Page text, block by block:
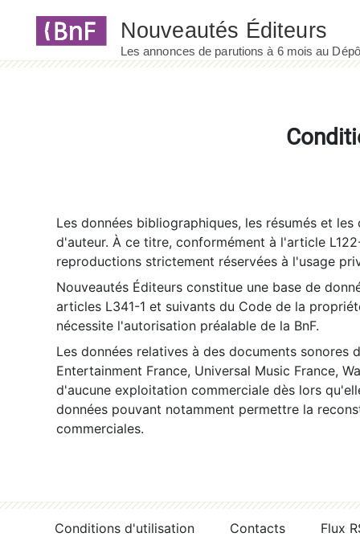
Les données bibliographiques, les résumés et
d'auteur. À ce titre, conformément à l'article
reproductions strictement réservées à l'usage
Nouveautés Éditeurs constitue une base de
articles L341-1 et suivants du Code de la
nécessite l'autorisation préalable de la BnF.
Les données relatives à des documents sonores
Entertainment France, Universal Music France,
d'aucune exploitation commerciale dès lors
données pouvant notamment permettre la
commerciales.
Conditions d'utilisation Contacts
Flux